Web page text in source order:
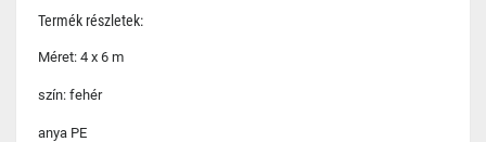
Termék részletek:
Méret: 4 x 6 m
szín: fehér
anya PE